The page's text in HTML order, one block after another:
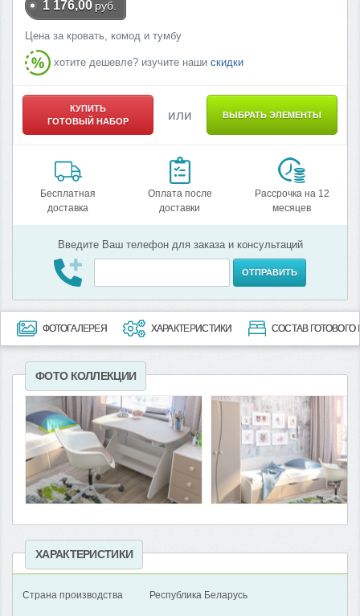
1 176,00 руб.
Цена за кровать, комод и тумбу
хотите дешевле? изучите наши скидки
КУПИТЬ
ГОТОВЫЙ НАБОР
или ВЫБРАТЬ ЭЛЕМЕНТЫ
Бесплатная
доставка
Оплата после
доставки
Рассрочка на 12
месяцев
Введите Ваш телефон для заказа и консультаций
ОТПРАВИТЬ
ФОТОГАЛЕРЕЯ ХАРАКТЕРИСТИКИ СОСТАВ ГОТОВОГО
ФОТО КОЛЛЕКЦИИ
ХАРАКТЕРИСТИКИ
Страна производства Республика Беларусь